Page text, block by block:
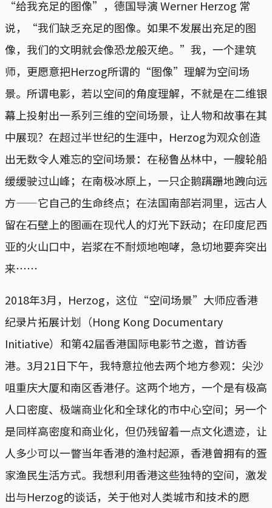
“给我充足的图像”，德国导演 Werner Herzog 常
说，“我们缺乏充足的图像。如果不发展出充足的图
像，我们的文明就会像恐龙般灭绝。”我，一个建筑
师，更愿意把Herzog所谓的“图像”理解为空间场
景。所谓电影，若以空间的角度理解，不就是在二维银
幕上投射出一系列三维的空间场景，让人物和故事在其
中展现？在超过半世纪的生涯中，Herzog为观众创造
出无数令人难忘的空间场景：在秘鲁丛林中，一艘轮船
缓缓驶过山峰；在南极冰原上，一只企鹅蹒跚地跩向远
方——它自己的生命终点；在法国南部岩洞里，远古人
留在石壁上的图画在现代人的灯光下跃动；在印度尼西
亚的火山口中，岩浆在不耐烦地咆哮，急切地要奔突出
来⋯⋯
2018年3月，Herzog，这位“空间场景”大师应香港
纪录片拓展计划（Hong Kong Documentary
Initiative）和第42届香港国际电影节之邀，首访香
港。3月21日下午，我特意拉他去两个地方参观：尖沙
咀重庆大厦和南区香港仔。这两个地方，一个是有极高
人口密度、极端商业化和全球化的市中心空间；另一个
是同样高密度和商业化，但仍残留着一点文化遗迹，让
人多少可以一瞥当年香港的渔村起源，香港曾拥有的疍
家渔民生活方式。我想利用香港这些独特的空间，激发
出与Herzog的谈话，关于他对人类城市和技术的愿